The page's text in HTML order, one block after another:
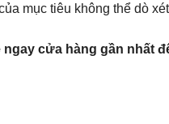
mục tiêu không thể dò
cửa hàng gần nhất